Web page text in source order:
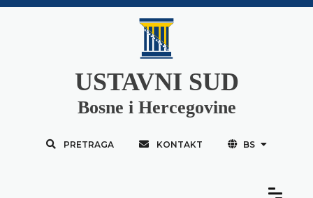
USTAVNI SUD
Bosne i Hercegovine
PRETRAGA KONTAKT BS